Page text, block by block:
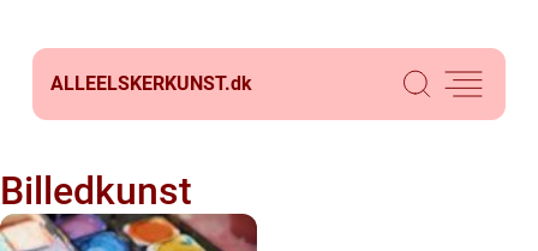
ALLEELSKERKUNST.dk
Billedkunst